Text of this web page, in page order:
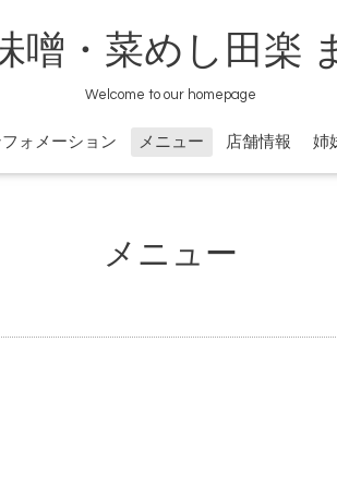
噌・菜めし田楽
Welcome to our homepage
ォメーション メニュー 店舗情報 姉
メニュー